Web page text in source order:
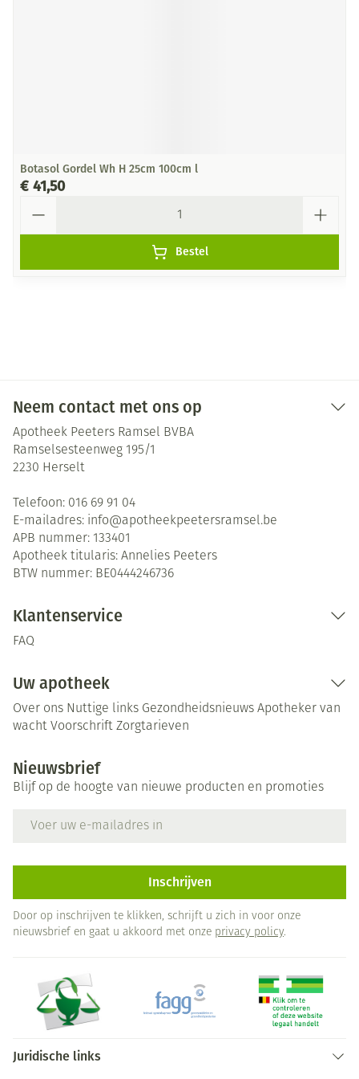
Botasol Gordel Wh H 25cm 100cm l
€ 41,50
Bestel
Neem contact met ons op
Apotheek Peeters Ramsel BVBA
Ramselsesteenweg 195/1
2230 Herselt
Telefoon: 016 69 91 04
E-mailadres: info@apotheekpeetersramsel.be
APB nummer: 133401
Apotheek titularis: Annelies Peeters
BTW nummer: BE0444246736
Klantenservice
FAQ
Uw apotheek
Over ons Nuttige links Gezondheidsnieuws Apotheker van
wacht Voorschrift Zorgtarieven
Nieuwsbrief
Blijf op de hoogte van nieuwe producten en promoties
Inschrijven
Door op inschrijven te klikken, schrijft u zich in voor onze
nieuwsbrief en gaat u akkoord met onze privacy policy.
Juridische links